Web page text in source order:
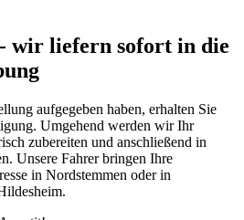
wir liefern sofort in die
aufgegeben haben, erhalten Sie
Umgehend werden wir Ihr
zubereiten und anschließend in
Unsere Fahrer bringen Ihre
in Nordstemmen oder in